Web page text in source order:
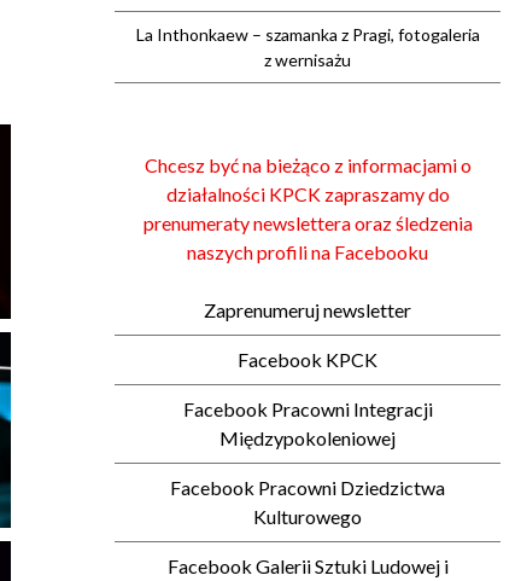
La Inthonkaew – szamanka z Pragi, fotogaleria
z wernisażu
Chcesz być na bieżąco z informacjami o
działalności KPCK zapraszamy do
prenumeraty newslettera oraz śledzenia
naszych profili na Facebooku
Zaprenumeruj newsletter
Facebook KPCK
Facebook Pracowni Integracji
Międzypokoleniowej
Facebook Pracowni Dziedzictwa
Kulturowego
Facebook Galerii Sztuki Ludowej i